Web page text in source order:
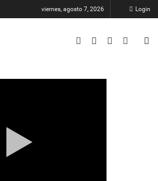
viernes, agosto 7, 2026 Login